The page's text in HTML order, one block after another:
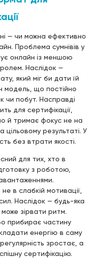
— чи можна ефективно
Проблема сумнівів у
онлайн із меншою
Наслідок —
який міг би дати їй
модель, що постійно
чи побут. Насправді
для сертифікації,
й тримає фокус не на
цільовому результаті. У
без втрати якості.
для тих, хто в
з роботою,
в слабкій мотивації,
Наслідок — будь-яка
може зірвати ритм.
прибирає частину
енергію в саму
зростає, а
сертифікацію.